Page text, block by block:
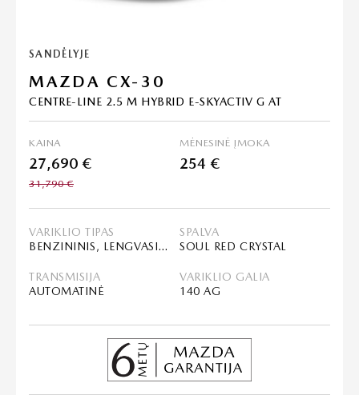
SANDĖLYJE
MAZDA CX-30
CENTRE-LINE 2.5 M HYBRID E-SKYACTIV G AT
KAINA
27,690 €
31,790 €
MĖNESINĖ ĮMOKA
254 €
VARIKLIO TIPAS
BENZININIS, LENGVASIS HIBRIDAS (MHEV)
SPALVA
SOUL RED CRYSTAL
TRANSMISIJA
AUTOMATINĖ
VARIKLIO GALIA
140 AG